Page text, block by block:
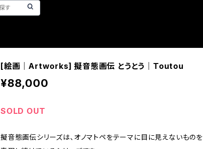
[絵画｜Artworks] 擬音態画伝 とうとう｜Toutou
¥88,000
SOLD OUT
擬音態画伝シリーズは、オノマトペをテーマに目に見えないものを